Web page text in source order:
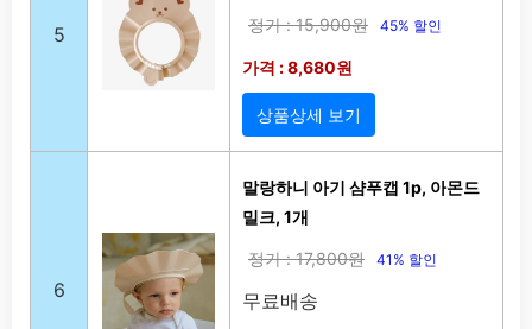
5 정가 : 15,900원 45% 할인
가격 : 8,680원
상품상세 보기
6
말랑하니 아기 샴푸캡 1p, 아몬드
밀크, 1개
정가 : 17,800원 41% 할인
무료배송